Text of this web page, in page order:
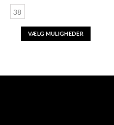
38
VÆLG MULIGHEDER